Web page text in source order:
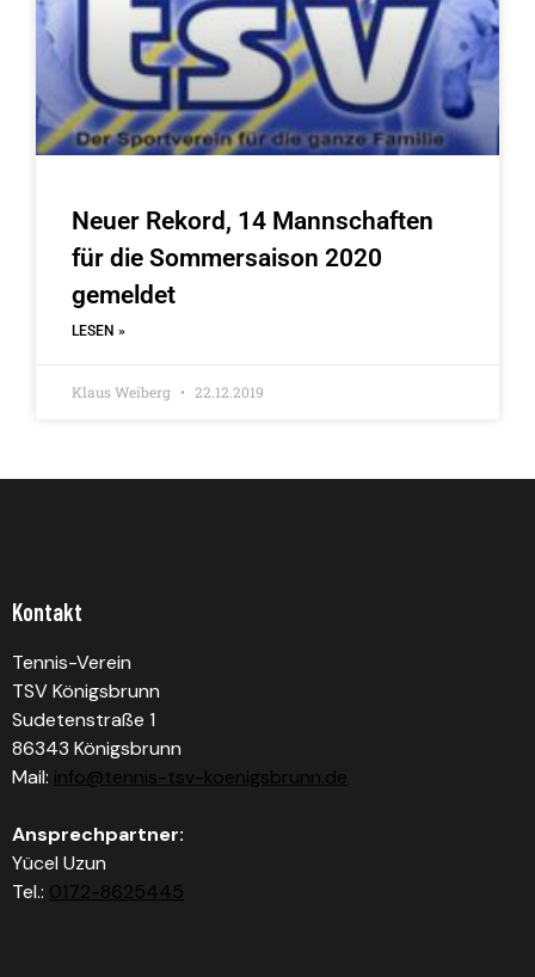
Neuer Rekord, 14 Mannschaften
für die Sommersaison 2020
gemeldet
LESEN »
Klaus Weiberg 22.12.2019
Kontakt
Tennis-Verein
TSV Königsbrunn
Sudetenstraße 1
86343 Königsbrunn
Mail: info@tennis-tsv-koenigsbrunn.de
Ansprechpartner:
Yücel Uzun
Tel.: 0172-8625445